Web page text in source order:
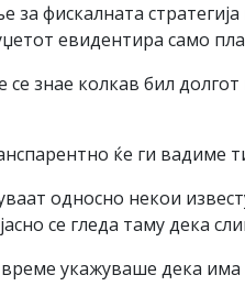
за фискалната
евидентира само
знае колкав бил
ќе ги вадиме
односно некои
се гледа таму дека
укажуваше дека има